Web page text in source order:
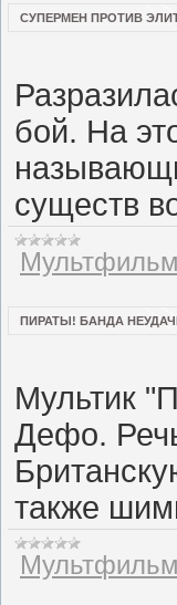
СУПЕРМЕН ПРОТИВ ЭЛИТЫ
бой. На
существ
ПИРАТЫ! БАНДА
Мультик
Дефо.
также